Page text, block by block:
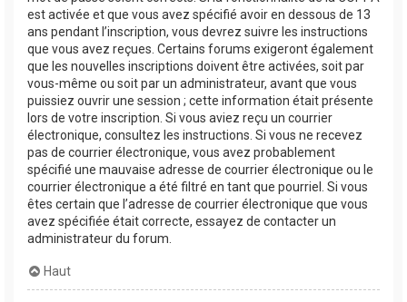
est activée et que vous avez spécifié avoir en dessous de 13
ans pendant l’inscription, vous devrez suivre les instructions
que vous avez reçues. Certains forums exigeront également
que les nouvelles inscriptions doivent être activées, soit par
vous-même ou soit par un administrateur, avant que vous
puissiez ouvrir une session ; cette information était présente
lors de votre inscription. Si vous aviez reçu un courrier
électronique, consultez les instructions. Si vous ne recevez
pas de courrier électronique, vous avez probablement
spécifié une mauvaise adresse de courrier électronique ou le
courrier électronique a été filtré en tant que pourriel. Si vous
êtes certain que l’adresse de courrier électronique que vous
avez spécifiée était correcte, essayez de contacter un
administrateur du forum.
Haut